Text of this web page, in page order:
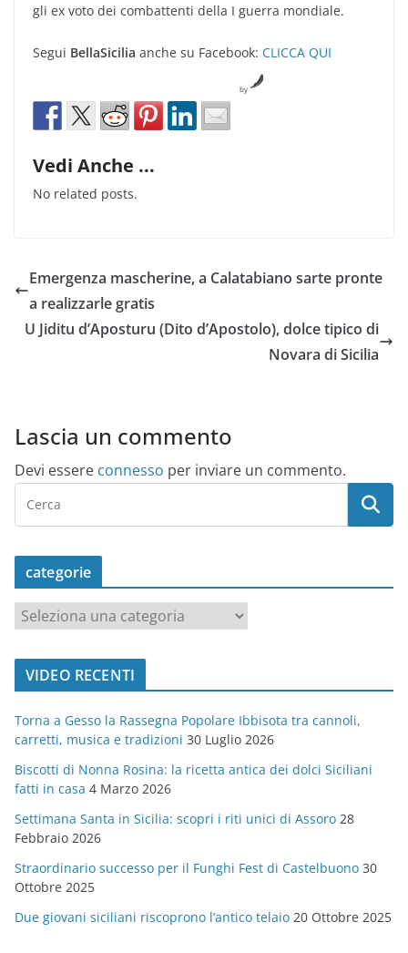
gli ex voto dei combattenti della I guerra mondiale.
Segui BellaSicilia anche su Facebook: CLICCA QUI
by
Vedi Anche ...
No related posts.
Emergenza mascherine, a Calatabiano sarte pronte
a realizzarle gratis
U Jiditu d’Aposturu (Dito d’Apostolo), dolce tipico di
Novara di Sicilia
Lascia un commento
Devi essere connesso per inviare un commento.
categorie
a
t
o
r
i
e
VIDEO RECENTI
Torna a Gesso la Rassegna Popolare Ibbisota tra cannoli,
carretti, musica e tradizioni 30 Luglio 2026
Biscotti di Nonna Rosina: la ricetta antica dei dolci Siciliani
fatti in casa 4 Marzo 2026
Settimana Santa in Sicilia: scopri i riti unici di Assoro 28
Febbraio 2026
Straordinario successo per il Funghi Fest di Castelbuono 30
Ottobre 2025
Due giovani siciliani riscoprono l’antico telaio 20 Ottobre 2025